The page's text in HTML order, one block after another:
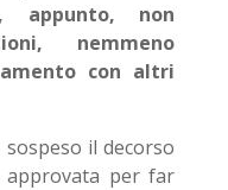
appunto, non
nemmeno
con altri
il decorso
approvata per far